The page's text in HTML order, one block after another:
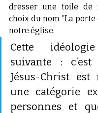
dresser une toile de
choix du nom ‘’La porte
notre église.
Cette
suivante :
Jésus-Christ
une catégorie
personnes et